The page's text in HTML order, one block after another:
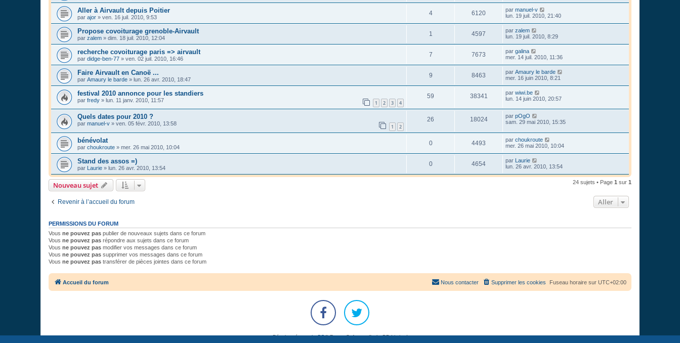
Aller à Airvault depuis Poitier
par ajor » ven. 16 juil. 2010, 9:53
4 6120 par manuel-v
lun. 19 juil. 2010, 21:40
Propose covoiturage grenoble-Airvault
par zalem » dim. 18 juil. 2010, 12:04
1 4597 par zalem
lun. 19 juil. 2010, 8:29
recherche covoiturage paris => airvault
par didge-ben-77 » ven. 02 juil. 2010, 16:46
7 7673 par galina
mer. 14 juil. 2010, 11:36
Faire Airvault en Canoë ...
par Amaury le barde » lun. 26 avr. 2010, 18:47
9 8463 par Amaury le barde
mer. 16 juin 2010, 8:21
festival 2010 annonce pour les standiers
par fredy » lun. 11 janv. 2010, 11:57 1 2 3 4
59 38341 par wiwi.be
lun. 14 juin 2010, 20:57
Quels dates pour 2010 ?
par manuel-v » ven. 05 févr. 2010, 13:58 1 2
26 18024 par pOgO
sam. 29 mai 2010, 15:35
bénévolat
par choukroute » mer. 26 mai 2010, 10:04
0 4493 par choukroute
mer. 26 mai 2010, 10:04
Stand des assos =)
par Laurie » lun. 26 avr. 2010, 13:54
0 4654 par Laurie
lun. 26 avr. 2010, 13:54
Nouveau sujet 24 sujets • Page 1 sur 1
Revenir à l’accueil du forum Aller
PERMISSIONS DU FORUM
Vous ne pouvez pas publier de nouveaux sujets dans ce forum
Vous ne pouvez pas répondre aux sujets dans ce forum
Vous ne pouvez pas modifier vos messages dans ce forum
Vous ne pouvez pas supprimer vos messages dans ce forum
Vous ne pouvez pas transférer de pièces jointes dans ce forum
Accueil du forum Fuseau horaire sur UTC+02:00
Supprimer les cookies
Nous contacter
Développé parphpBB® Forum Software © phpBB Limited